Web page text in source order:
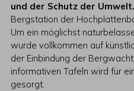
und der Schutz der Umwelt.
Bergstation der
Um ein möglichst
wurde vollkommen auf
der Einbindung der
informativen Tafeln wird für
gesorgt.